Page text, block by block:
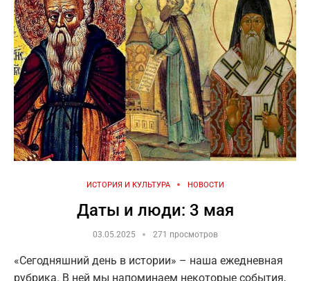
ИСТОРИЯ И КУЛЬТУРА НОВОСТИ
Даты и люди: 3 мая
03.05.2025 271 просмотров
«Сегодняшний день в истории» – наша ежедневная
рубрика. В ней мы напоминаем некоторые события,